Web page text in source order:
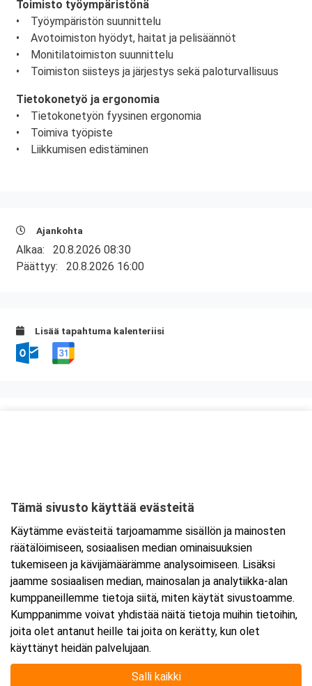
Toimisto työympäristönä
• Työympäristön suunnittelu
• Avotoimiston hyödyt, haitat ja pelisäännöt
• Monitilatoimiston suunnittelu
• Toimiston siisteys ja järjestys sekä paloturvallisuus
Tietokonetyö ja ergonomia
• Tietokonetyön fyysinen ergonomia
• Toimiva työpiste
• Liikkumisen edistäminen
Ajankohta
Alkaa: 20.8.2026 08:30
Päättyy: 20.8.2026 16:00
Lisää tapahtuma kalenteriisi
Tarkempi kartta ja ajo-ohjeet
Tämä sivusto käyttää evästeitä
Käytämme evästeitä tarjoamamme sisällön ja mainosten
räätälöimiseen, sosiaalisen median ominaisuuksien
tukemiseen ja kävijämäärämme analysoimiseen. Lisäksi
jaamme sosiaalisen median, mainosalan ja analytiikka-alan
kumppaneillemme tietoja siitä, miten käytät sivustoamme.
Kumppanimme voivat yhdistää näitä tietoja muihin tietoihin,
joita olet antanut heille tai joita on kerätty, kun olet
käyttänyt heidän palvelujaan.
Salli kaikki